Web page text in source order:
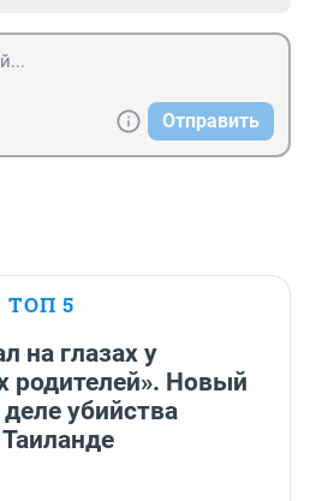
Отправить
ТОП 5
на глазах у
родителей». Новый
убийства